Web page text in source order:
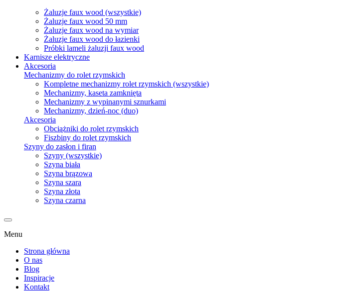
Żaluzje faux wood (wszystkie)
Żaluzje faux wood 50 mm
Żaluzje faux wood na wymiar
Żaluzje faux wood do łazienki
Próbki lameli żaluzji faux wood
Karnisze elektryczne
Akcesoria
Mechanizmy do rolet rzymskich
Kompletne mechanizmy rolet rzymskich (wszystkie)
Mechanizmy, kaseta zamknięta
Mechanizmy z wypinanymi sznurkami
Mechanizmy, dzień-noc (duo)
Akcesoria
Obciążniki do rolet rzymskich
Fiszbiny do rolet rzymskich
Szyny do zasłon i firan
Szyny (wszystkie)
Szyna biała
Szyna brązowa
Szyna szara
Szyna złota
Szyna czarna
Menu
Strona główna
O nas
Blog
Inspiracje
Kontakt